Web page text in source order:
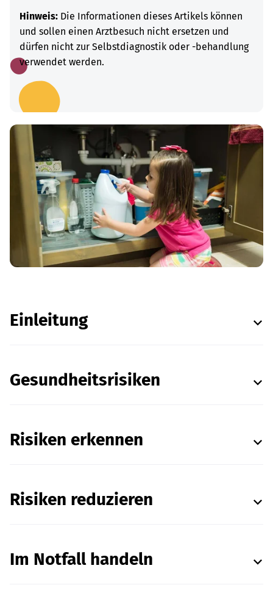
Hinweis: Die Informationen dieses Artikels können
und sollen einen Arztbesuch nicht ersetzen und
dürfen nicht zur Selbstdiagnostik oder -behandlung
verwendet werden.
Einleitung
Gesundheitsrisiken
Risiken erkennen
Risiken reduzieren
Im Notfall handeln